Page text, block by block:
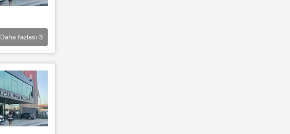
Daha fazlası 3